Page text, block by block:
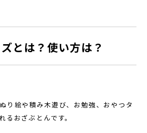
とは？使い方は？
り絵や積み木遊び、お勉強、おやつタ
るおざぶとんです。